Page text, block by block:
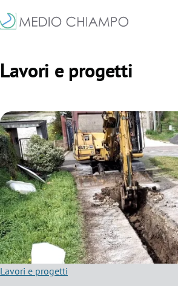
Lavori e progetti
Lavori e progetti